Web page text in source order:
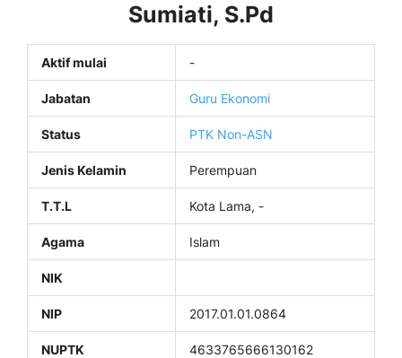
Sumiati, S.Pd
Aktif mulai -
Jabatan Guru Ekonomi
Status PTK Non-ASN
Jenis Kelamin Perempuan
T.T.L Kota Lama, -
Agama Islam
NIK
NIP 2017.01.01.0864
NUPTK 4633765666130162